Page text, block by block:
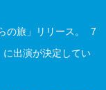
の旅」リリース。 7
に出演が決定してい